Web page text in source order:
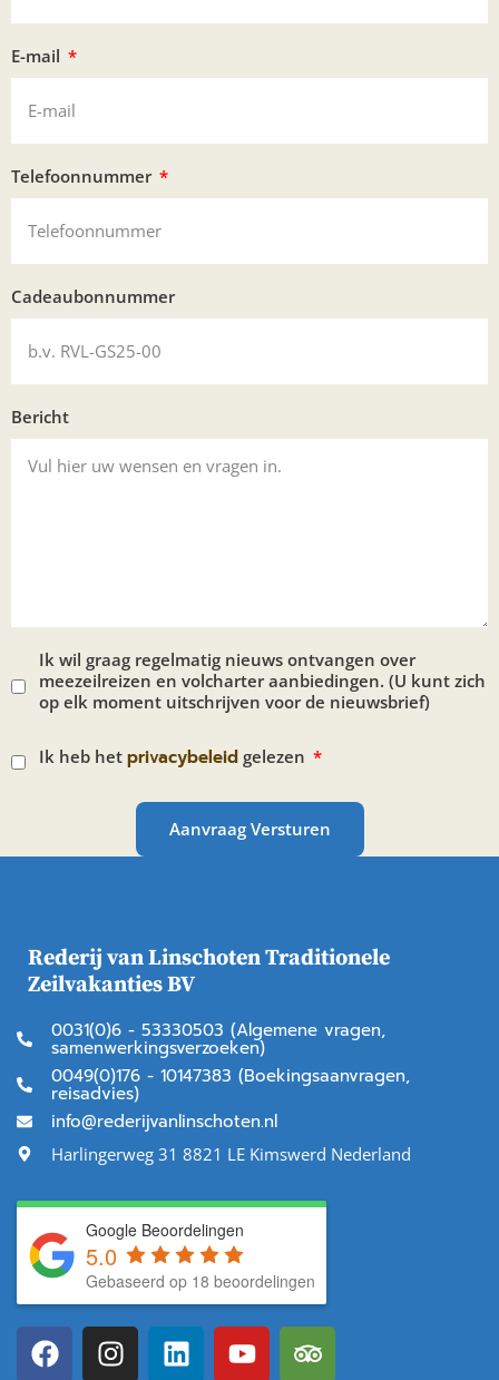
E-mail
Telefoonnummer
Cadeaubonnummer
Bericht
Ik wil graag regelmatig nieuws ontvangen over
meezeilreizen en volcharter aanbiedingen. (U kunt zich
op elk moment uitschrijven voor de nieuwsbrief)
Ik heb het privacybeleid gelezen
Aanvraag Versturen
Rederij van Linschoten Traditionele
Zeilvakanties BV
0031(0)6 - 53330503 (Algemene vragen,
samenwerkingsverzoeken)
0049(0)176 - 10147383 (Boekingsaanvragen,
reisadvies)
info@rederijvanlinschoten.nl
Harlingerweg 31 8821 LE Kimswerd Nederland
Google Beoordelingen
5.0
Gebaseerd op 18 beoordelingen